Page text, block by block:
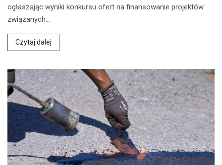
ogłaszając wyniki konkursu ofert na finansowanie projektów
związanych…
Czytaj dalej